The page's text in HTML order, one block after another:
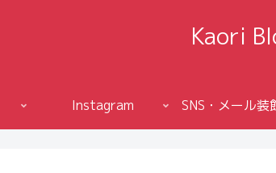
Kaori
Instagram SNS・メール装